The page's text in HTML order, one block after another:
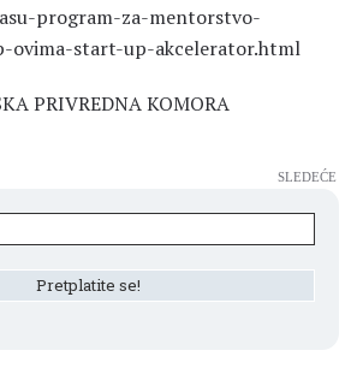
program-za-mentorstvo-
ovima-start-up-akcelerator.html
PRIVREDNA KOMORA
SLEDEĆE